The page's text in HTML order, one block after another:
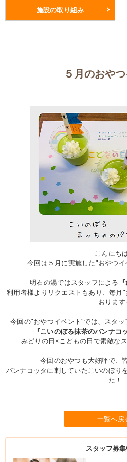
施設の取り組み
５月のおや
こんにちは
今回は５月に実施した"おやつイ
明石の湯ではスタッフによる
利用者様よりリクエストもあり、毎月
おりま
今回の"おやつイベント"では、スタッ
『こいのぼる抹茶のパンナコ
みどりの日×こどもの日で素敵な
今回のおやつも大好評で、
パンナコッタに刺していたこいのぼり
た！
一覧へ戻
スタッフ募集